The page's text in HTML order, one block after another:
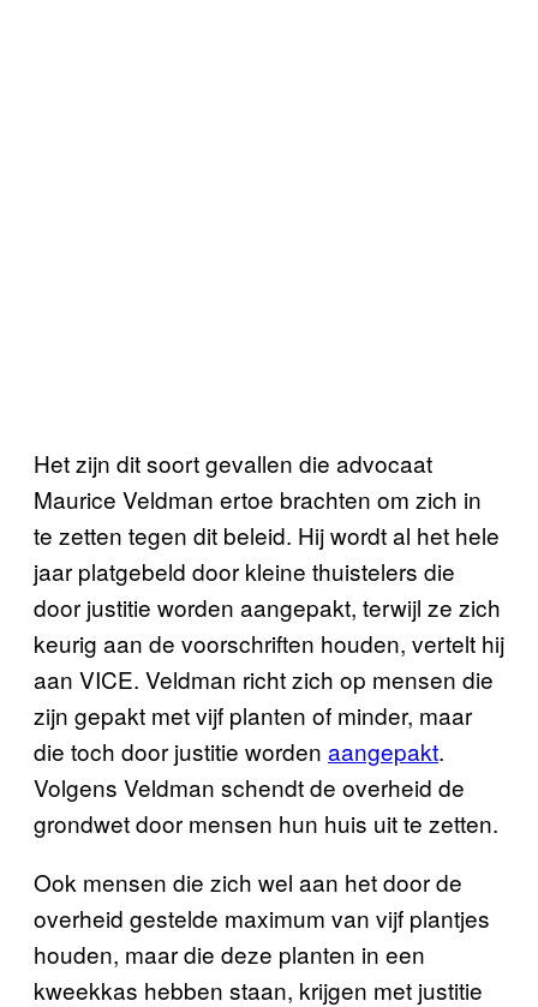
Het zijn dit soort gevallen die advocaat
Maurice Veldman ertoe brachten om zich in
te zetten tegen dit beleid. Hij wordt al het hele
jaar platgebeld door kleine thuistelers die
door justitie worden aangepakt, terwijl ze zich
keurig aan de voorschriften houden, vertelt hij
aan VICE. Veldman richt zich op mensen die
zijn gepakt met vijf planten of minder, maar
die toch door justitie worden aangepakt.
Volgens Veldman schendt de overheid de
grondwet door mensen hun huis uit te zetten.
Ook mensen die zich wel aan het door de
overheid gestelde maximum van vijf plantjes
houden, maar die deze planten in een
kweekkas hebben staan, krijgen met justitie